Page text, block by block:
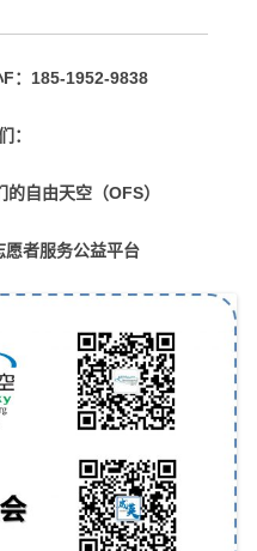
：185-1952-9838
：
自由天空（OFS）
愿者服务公益平台